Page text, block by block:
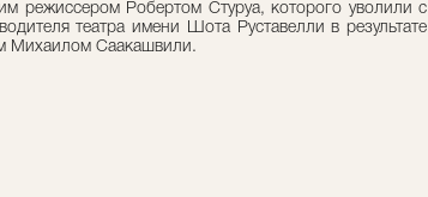
режиссером Робертом Стуруа, которого уволили с
театра имени Шота Руставелли в результате
Михаилом Саакашвили.